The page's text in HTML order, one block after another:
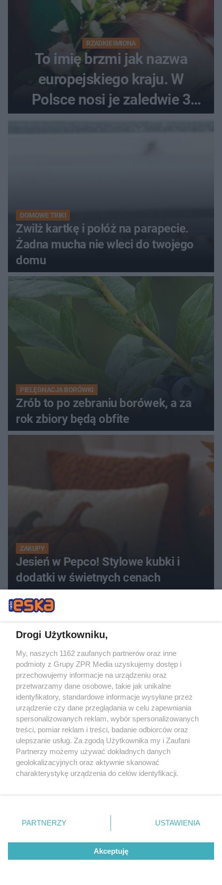
RZADKIE IMIONA
To imię brzmi jak nazwa
europejskiego kraju. W
Polsce nosi je zaledwie 3
kobiety
DOMOWE TRIKI
Zwilż kartkę i połóż na parapecie.
Żadna mucha nie wleci do twojego
domu
PIELĘGNACJA BORÓWKI
Zrób to po zebraniu borówek, a za
rok zbiory będą obfite
ZAKUPY
Jesień w Pepco! Stylowe kubki i
dodatki w świetnych cenach
ZOBACZ WIĘCEJ
Drogi Użytkowniku,
My, naszych 1162 zaufanych partnerów oraz inne
podmioty z Grupy ZPR Media uzyskujemy dostęp i
przechowujemy informacje na urządzeniu oraz
przetwarzamy dane osobowe, takie jak unikalne
identyfikatory, standardowe informacje wysyłane przez
urządzenie czy dane przeglądania w celu zapewniania
spersonalizowanych reklam, wybór spersonalizowanych
treści, pomiar reklam i treści, badanie odbiorców oraz
ulepszanie usług. Za zgodą Użytkownika my i Zaufani
Partnerzy możemy używać dokładnych danych
geolokalizacyjnych oraz aktywnie skanować
charakterystykę urządzenia do celów identyfikacji.
zmienić/wycofać klikając przycisk ustawień prywatności
znajdujący się w lewym dolnym rogu strony
rodzaje przetwarzania danych nie wymagają zgody
użytkownika, ale masz prawo sprzeciwić się takiemu
przetwarzaniu. Preferencje będą miały zastosowanie tylko
PARTNERZY USTAWIENIA
Akceptuję